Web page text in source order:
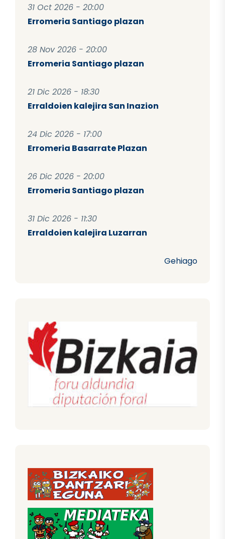
31 Oct 2026 - 20:00
Erromeria Santiago plazan
28 Nov 2026 - 20:00
Erromeria Santiago plazan
21 Dic 2026 - 18:30
Erraldoien kalejira San Inazion
24 Dic 2026 - 17:00
Erromeria Basarrate Plazan
26 Dic 2026 - 20:00
Erromeria Santiago plazan
31 Dic 2026 - 11:30
Erraldoien kalejira Luzarran
Gehiago